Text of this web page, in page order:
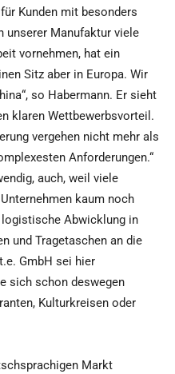
Kunden mit besonders
unserer Manufaktur viele
vornehmen, hat ein
Sitz aber in Europa. Wir
so Habermann. Er sieht
klaren Wettbewerbsvorteil.
vergehen nicht mehr als
Anforderungen.“
auch, weil viele
kaum noch
Abwicklung in
und Tragetaschen an die
GmbH sei hier
sich schon deswegen
Kulturkreisen oder
Markt